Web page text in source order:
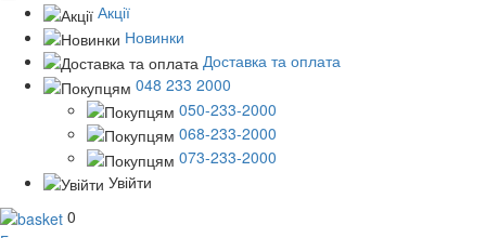
Акції
Новинки
Доставка та оплата
048 233 2000
050-233-2000
068-233-2000
073-233-2000
Увійти
0